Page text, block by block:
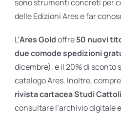
sono strumenti concreti per
delle Edizioni Ares e far
L’Ares Goldoffre50 nuovi
due comode spedizioni
dicembre), e il 20% di
catalogo Ares. Inoltre,
rivista cartacea Studi
consultare l’archivio digitale